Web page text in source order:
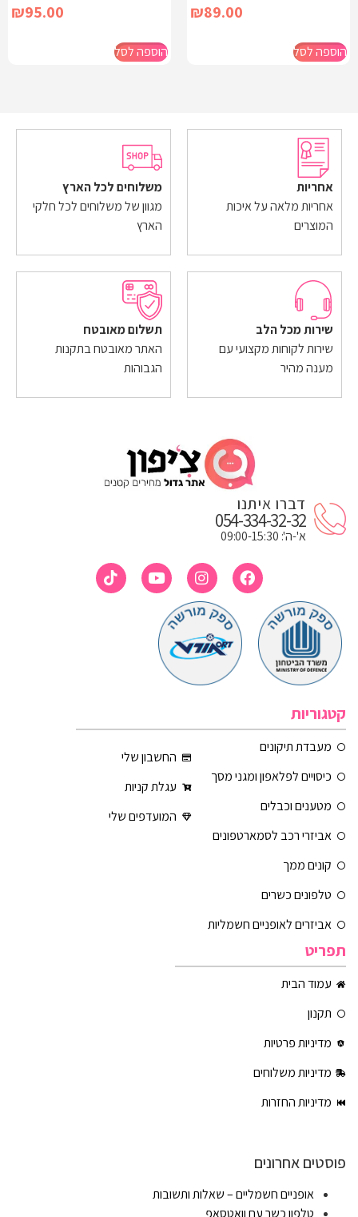
₪89.00
הוספה לסל
₪95.00
הוספה לסל
אחריות
אחריות מלאה על איכות
המוצרים
משלוחים לכל הארץ
מגוון של משלוחים לכל חלקי
הארץ
שירות מכל הלב
שירות לקוחות מקצועי עם
מענה מהיר
תשלום מאובטח
האתר מאובטח בתקנות
הגבוהות
דברו איתנו
054-334-32-32
א'-ה': 09:00-15:30
קטגוריות
מעבדת תיקונים
כיסויים לפלאפון ומגני מסך
מטענים וכבלים
אביזרי רכב לסמארטפונים
קונים ממך
טלפונים כשרים
אביזרים לאופניים חשמליות
החשבון שלי
עגלת קניות
המועדפים שלי
תפריט
עמוד הבית
תקנון
מדיניות פרטיות
מדיניות משלוחים
מדיניות החזרות
פוסטים אחרונים
אופניים חשמליים – שאלות ותשובות
טלפון כשר עם וואטסאפ